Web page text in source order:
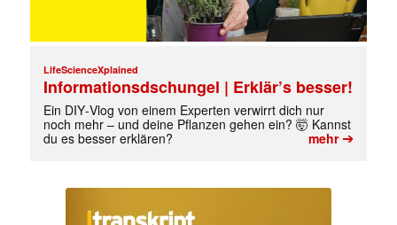
LifeScienceXplained
Informationsdschungel | Erklär’s besser!
Ein DIY‑Vlog von einem Experten verwirrt dich nur
noch mehr – und deine Pflanzen gehen ein? 🤯 Kannst
du es besser erklären?
mehr➔